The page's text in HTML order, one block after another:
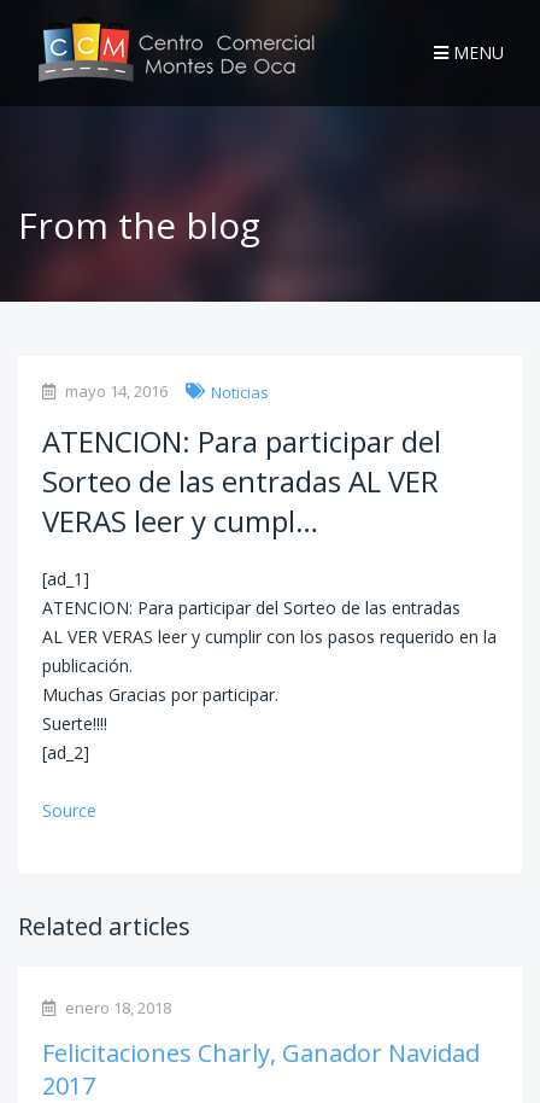
MENU
From the blog
mayo 14, 2016 Noticias
ATENCION: Para participar del
Sorteo de las entradas AL VER
VERAS leer y cumpl…
[ad_1]
ATENCION: Para participar del Sorteo de las entradas
AL VER VERAS leer y cumplir con los pasos requerido en la
publicación.
Muchas Gracias por participar.
Suerte!!!!
[ad_2]
Source
Related articles
enero 18, 2018
Felicitaciones Charly, Ganador Navidad
2017